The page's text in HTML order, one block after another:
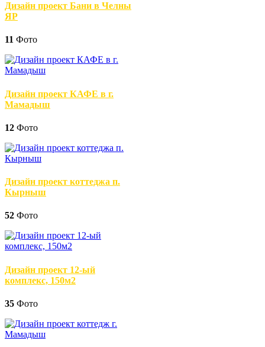
Дизайн проект Бани в Челны
ЯР
11 Фото
Дизайн проект КАФЕ в г.
Мамадыш
12 Фото
Дизайн проект коттеджа п.
Кырныш
52 Фото
Дизайн проект 12-ый
комплекс, 150м2
35 Фото